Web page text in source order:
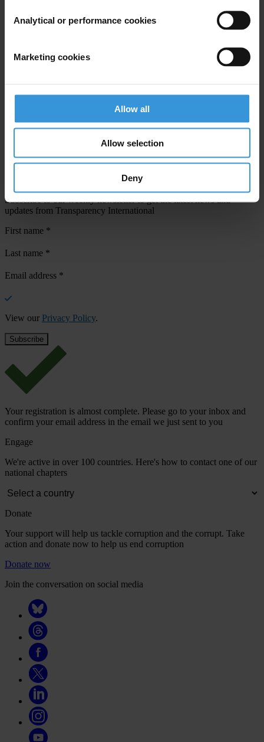
Analytical or performance cookies
Marketing cookies
Allow all
Allow selection
Deny
Your registration is almost complete. Please go to your inbox and
SHARE OUR VISION
Subscribe to our weekly newsletter to get the latest news and
updates from Transparency International
First name *
Last name *
Email address *
View our Privacy Policy.
Your registration is almost complete. Please go to your inbox and
confirm your email address in the email we just sent to you
Engage
We're active in over 100 countries. Here's how to contact one of our
national chapters
Donate
Your support will help us tackle corruption and the corrupt. Take
action and donate now to help us end corruption
Donate now
Join the conversation on social media